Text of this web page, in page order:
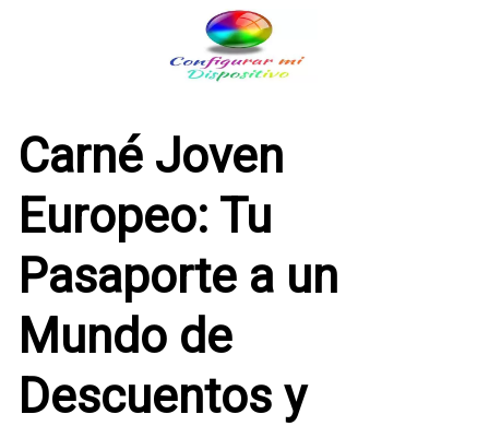
Carné Joven
Europeo: Tu
Pasaporte a un
Mundo de
Descuentos y